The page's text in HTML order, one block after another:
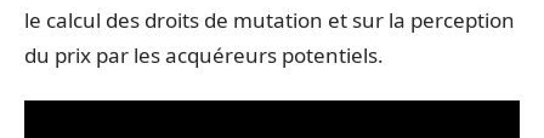
le calcul des droits de mutation et sur la perception
du prix par les acquéreurs potentiels.